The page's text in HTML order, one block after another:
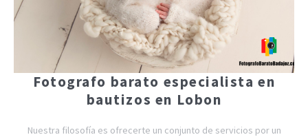
Fotografo barato especialista en
bautizos en Lobon
Nuestra filosofía es ofrecerte un conjunto de servicios por un